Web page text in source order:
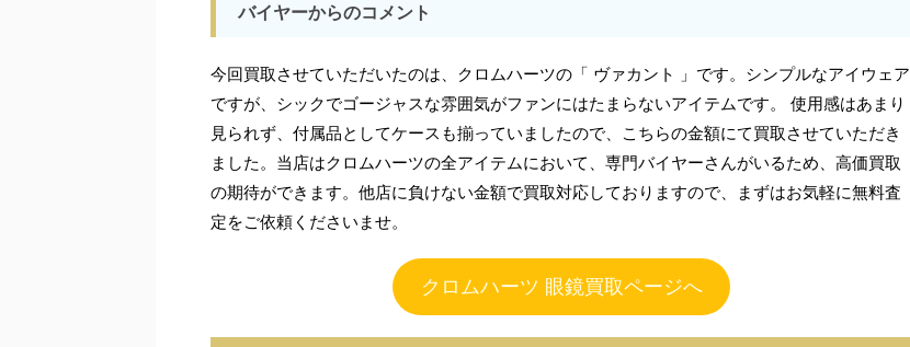
バイヤーからのコメント
今回買取させていただいたのは、クロムハーツの「 ヴァカント 」です。シンプルなアイウェア
ですが、シックでゴージャスな雰囲気がファンにはたまらないアイテムです。 使用感はあまり
見られず、付属品としてケースも揃っていましたので、こちらの金額にて買取させていただき
ました。当店はクロムハーツの全アイテムにおいて、専門バイヤーさんがいるため、高価買取
の期待ができます。他店に負けない金額で買取対応しておりますので、まずはお気軽に無料査
定をご依頼くださいませ。
クロムハーツ 眼鏡買取ページへ